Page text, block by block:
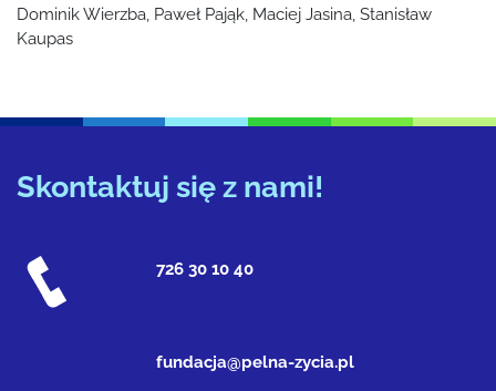
Dominik Wierzba, Paweł Pająk, Maciej Jasina, Stanisław
Kaupas
Skontaktuj się z nami!
726 30 10 40
fundacja@pelna-zycia.pl